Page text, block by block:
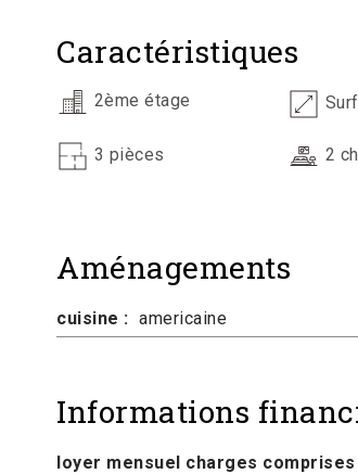
Caractéristiques
2ème étage
3 pièces 2
Aménagements
cuisine : americaine
Informations
loyer mensuel charges comprises